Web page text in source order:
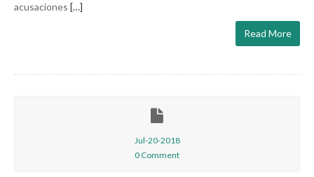
acusaciones […]
Read More
Jul-20-2018
0 Comment